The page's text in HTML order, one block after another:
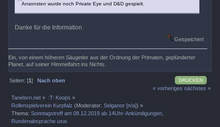
Ansonsten wurde noch Private Eye und D&D gespielt.
Danke für die Information.
Gespeichert
Ein, von einem höheren Säugetier aus der Ordnung der Primaten, geplünderter
Planet, auf seiner Himmelfahrt ins Nichts.
DRUCKEN
Seiten: [1]
Nach oben
« vorheriges nächstes »
Tanelorn.net » :T: Koops »
Rollenspielverein Kurpfalz (Moderator:Selganor [n/a]) »
Thema:Sonntagstreff am 08.12.2019 ab 14Uhr-Ankündigungen,
Rundenabsprache usw.